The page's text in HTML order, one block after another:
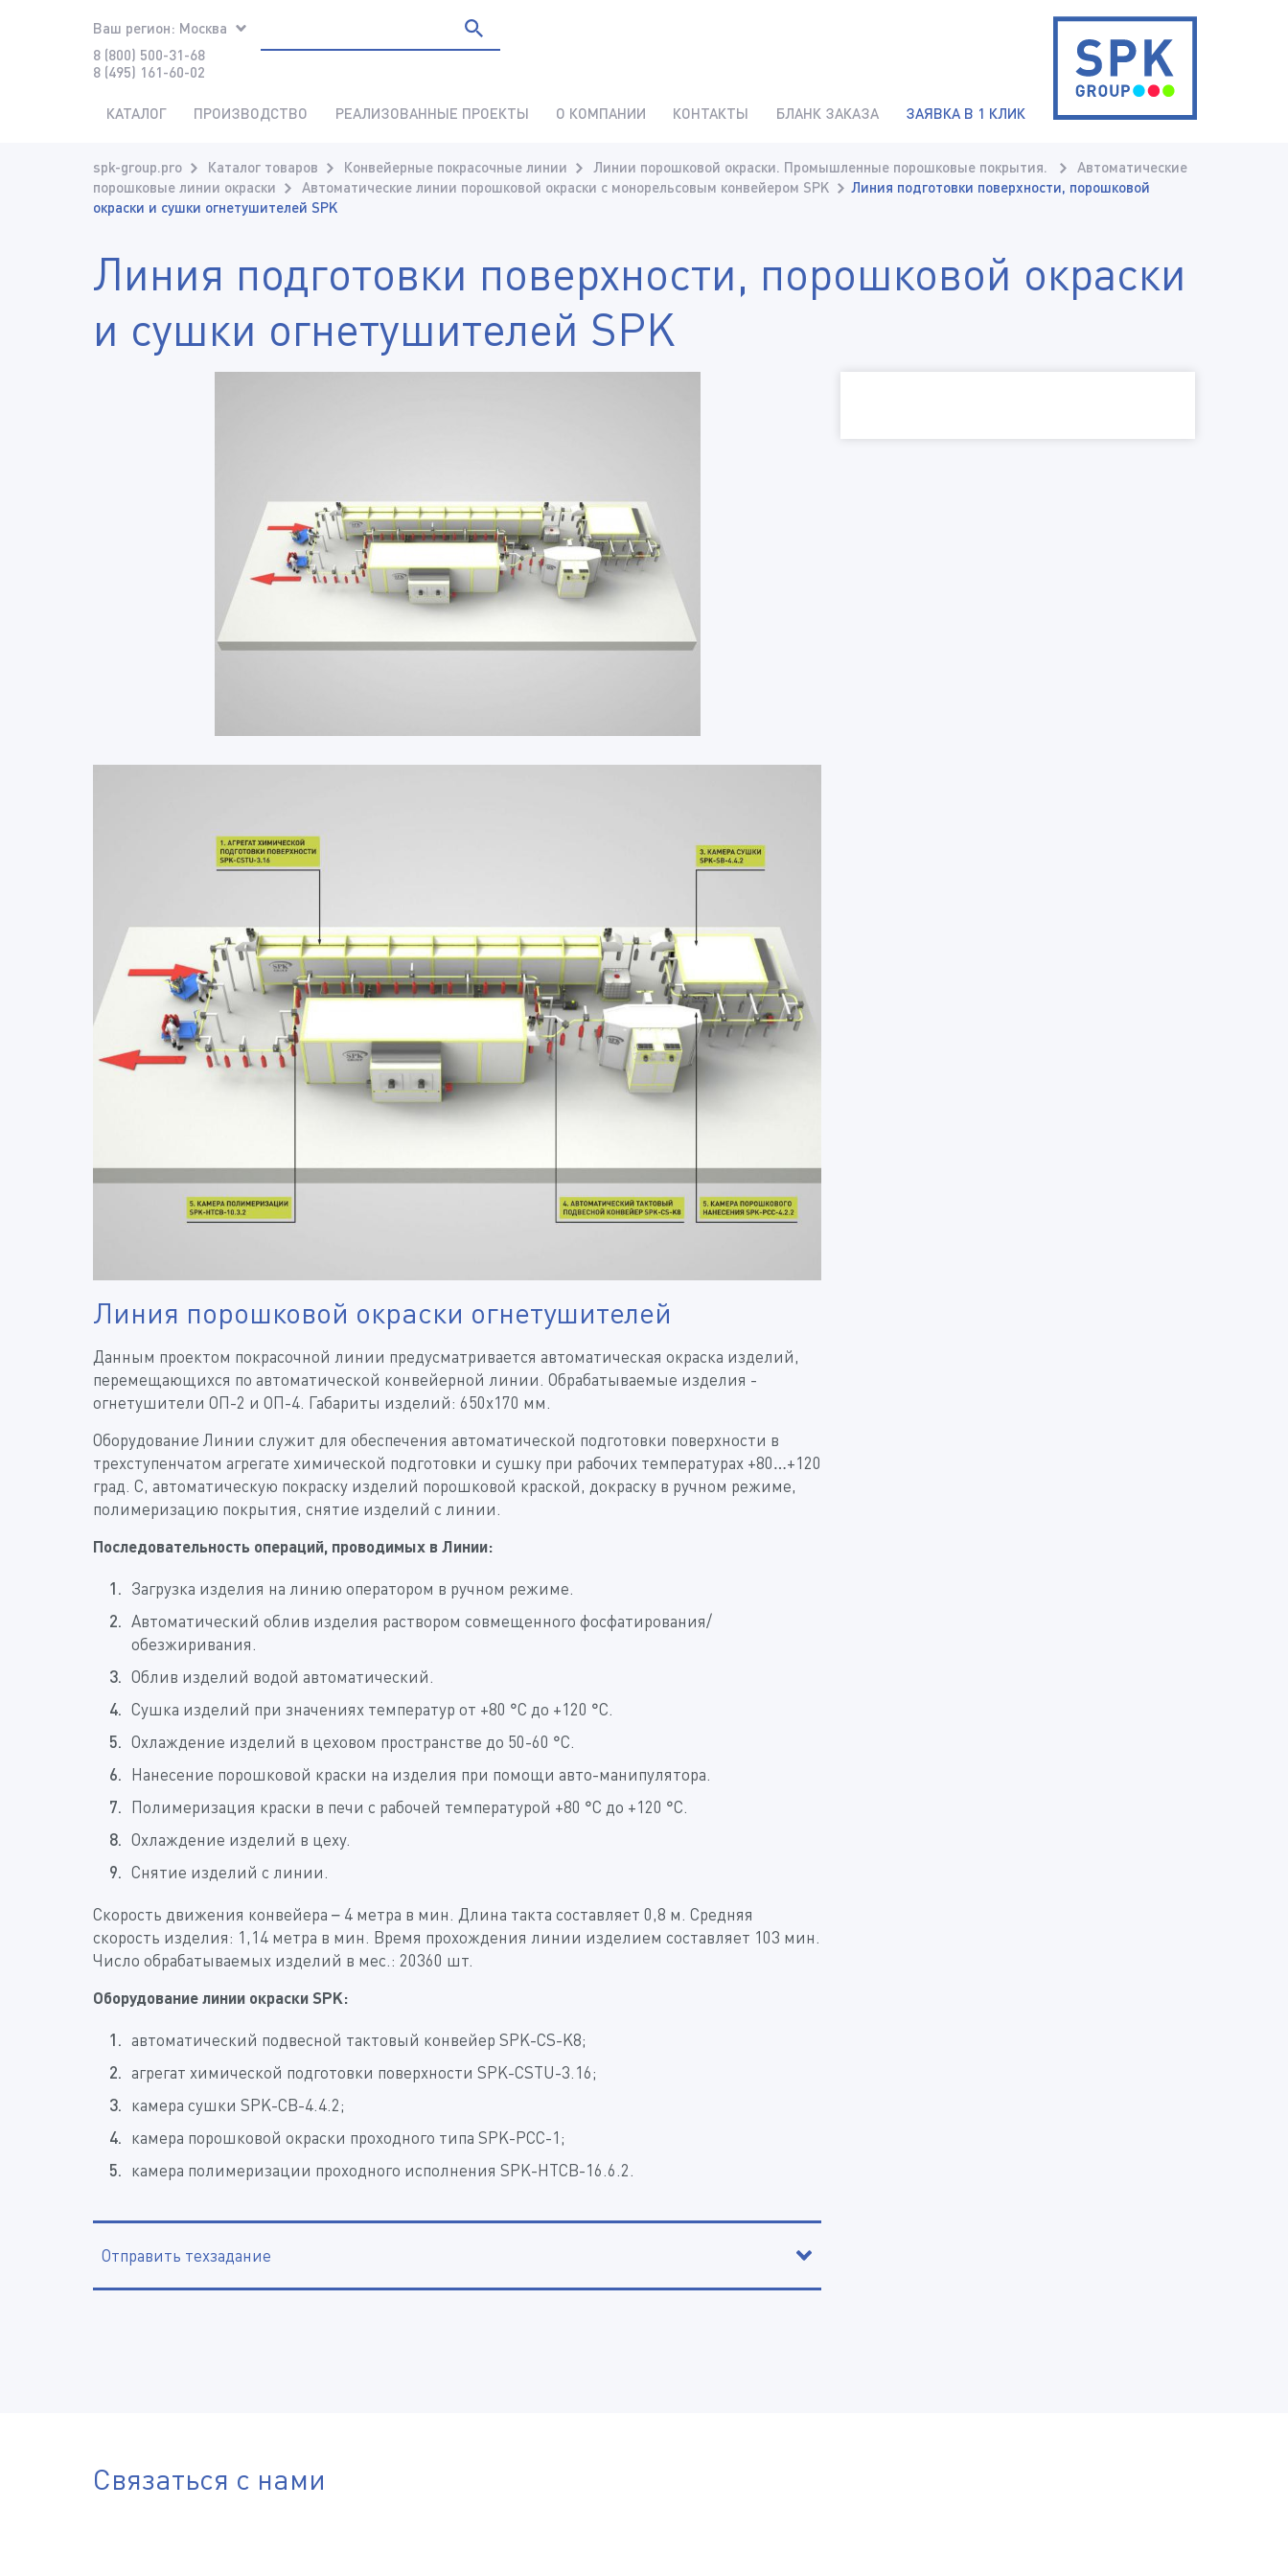
Ваш регион: Москва
8 (800) 500-31-68
8 (495) 161-60-02
КАТАЛОГ ПРОИЗВОДСТВО РЕАЛИЗОВАННЫЕ ПРОЕКТЫ О КОМПАНИИ КОНТАКТЫ БЛАНК ЗАКАЗА ЗАЯВКА В 1 КЛИК
spk-group.pro Каталог товаров Конвейерные покрасочные линии Линии порошковой окраски. Промышленные порошковые покрытия.
Автоматические
порошковые линии окраски
Автоматические линии порошковой окраски с монорельсовым конвейером SPK
Линия подготовки поверхности, порошковой
окраски и сушки огнетушителей SPK
Линия подготовки поверхности, порошковой окраски
и сушки огнетушителей SPK
Линия порошковой окраски огнетушителей
Данным проектом покрасочной линии предусматривается автоматическая окраска изделий,
перемещающихся по автоматической конвейерной линии. Обрабатываемые изделия -
огнетушители ОП-2 и ОП-4. Габариты изделий: 650х170 мм.
Оборудование Линии служит для обеспечения автоматической подготовки поверхности в
трехступенчатом агрегате химической подготовки и сушку при рабочих температурах +80…+120
град. С, автоматическую покраску изделий порошковой краской, докраску в ручном режиме,
полимеризацию покрытия, снятие изделий с линии.
Последовательность операций, проводимых в Линии:
Загрузка изделия на линию оператором в ручном режиме.
Автоматический облив изделия раствором совмещенного фосфатирования/
обезжиривания.
Облив изделий водой автоматический.
Сушка изделий при значениях температур от +80 °С до +120 °С.
Охлаждение изделий в цеховом пространстве до 50-60 °С.
Нанесение порошковой краски на изделия при помощи авто-манипулятора.
Полимеризация краски в печи с рабочей температурой +80 °С до +120 °С.
Охлаждение изделий в цеху.
Снятие изделий с линии.
Скорость движения конвейера – 4 метра в мин. Длина такта составляет 0,8 м. Средняя
скорость изделия: 1,14 метра в мин. Время прохождения линии изделием составляет 103 мин.
Число обрабатываемых изделий в мес.: 20360 шт.
Оборудование линии окраски SPK:
автоматический подвесной тактовый конвейер SPK-CS-K8;
агрегат химической подготовки поверхности SPK-CSTU-3.16;
камера сушки SPK-СB-4.4.2;
камера порошковой окраски проходного типа SPK-PCC-1;
камера полимеризации проходного исполнения SPK-HTСB-16.6.2.
Отправить техзадание
Связаться с нами